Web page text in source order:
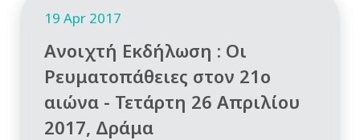
19 Apr 2017
Ανοιχτή Εκδήλωση : Οι
Ρευματοπάθειες στον 21ο
αιώνα - Τετάρτη 26 Απριλίου
2017, Δράμα